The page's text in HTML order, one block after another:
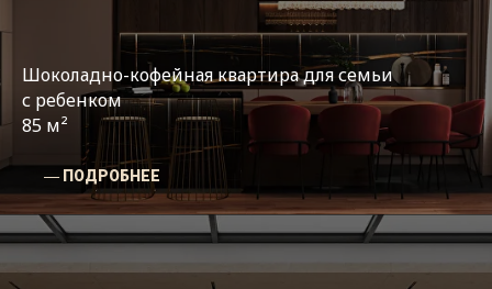
Шоколадно-кофейная квартира для семьи
с ребенком
85 м²
― ПОДРОБНЕЕ